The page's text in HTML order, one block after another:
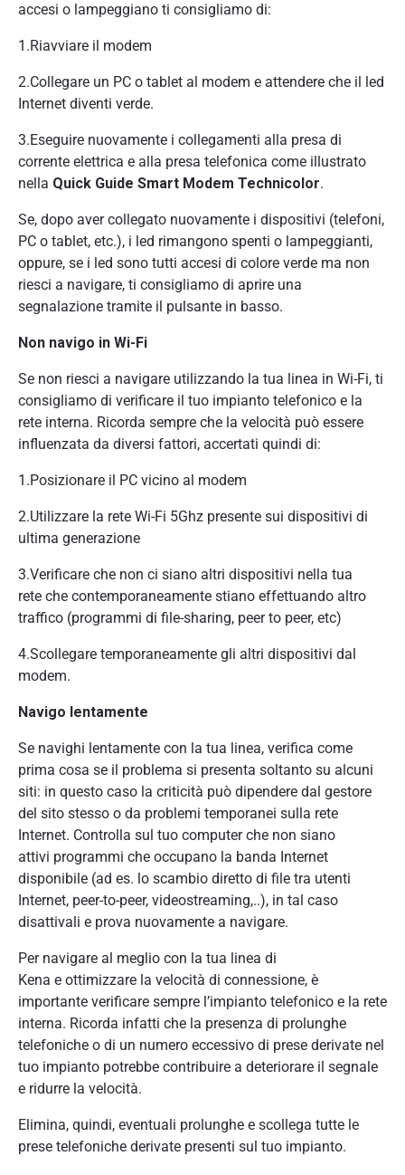
accesi o lampeggiano ti consigliamo di:
1.Riavviare il modem
2.Collegare un PC o tablet al modem e attendere che il led
Internet diventi verde.
3.Eseguire nuovamente i collegamenti alla presa di
corrente elettrica e alla presa telefonica come illustrato
nella Quick Guide Smart Modem Technicolor.
Se, dopo aver collegato nuovamente i dispositivi (telefoni,
PC o tablet, etc.), i led rimangono spenti o lampeggianti,
oppure, se i led sono tutti accesi di colore verde ma non
riesci a navigare, ti consigliamo di aprire una
segnalazione tramite il pulsante in basso.
Non navigo in Wi-Fi
Se non riesci a navigare utilizzando la tua linea in Wi-Fi, ti
consigliamo di verificare il tuo impianto telefonico e la
rete interna. Ricorda sempre che la velocità può essere
influenzata da diversi fattori, accertati quindi di:
1.Posizionare il PC vicino al modem
2.Utilizzare la rete Wi-Fi 5Ghz presente sui dispositivi di
ultima generazione
3.Verificare che non ci siano altri dispositivi nella tua
rete che contemporaneamente stiano effettuando altro
traffico (programmi di file-sharing, peer to peer, etc)
4.Scollegare temporaneamente gli altri dispositivi dal
modem.
Navigo lentamente
Se navighi lentamente con la tua linea, verifica come
prima cosa se il problema si presenta soltanto su alcuni
siti: in questo caso la criticità può dipendere dal gestore
del sito stesso o da problemi temporanei sulla rete
Internet. Controlla sul tuo computer che non siano
attivi programmi che occupano la banda Internet
disponibile (ad es. lo scambio diretto di file tra utenti
Internet, peer-to-peer, videostreaming,..), in tal caso
disattivali e prova nuovamente a navigare.
Per navigare al meglio con la tua linea di
Kena e ottimizzare la velocità di connessione, è
importante verificare sempre l’impianto telefonico e la rete
interna. Ricorda infatti che la presenza di prolunghe
telefoniche o di un numero eccessivo di prese derivate nel
tuo impianto potrebbe contribuire a deteriorare il segnale
e ridurre la velocità.
Elimina, quindi, eventuali prolunghe e scollega tutte le
prese telefoniche derivate presenti sul tuo impianto.